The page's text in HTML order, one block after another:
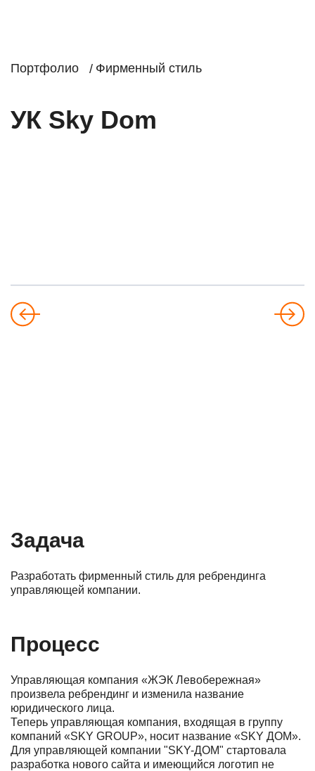
Портфолио Фирменный стиль
УК Sky Dom
Задача
Разработать фирменный стиль для ребрендинга
управляющей компании.
Процесс
Управляющая компания «ЖЭК Левобережная»
произвела ребрендинг и изменила название
юридического лица.
Теперь управляющая компания, входящая в группу
компаний «SKY GROUP», носит название «SKY ДОМ».
Для управляющей компании "SKY-ДОМ" стартовала
разработка нового сайта и имеющийся логотип не